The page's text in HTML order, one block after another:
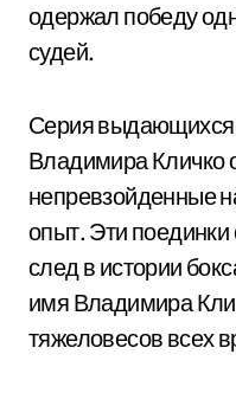
одержал победу
судей.
Серия выдающихся
Владимира Кличко
непревзойденные
опыт. Эти
след в истории
имя Владимира
тяжеловесов всех